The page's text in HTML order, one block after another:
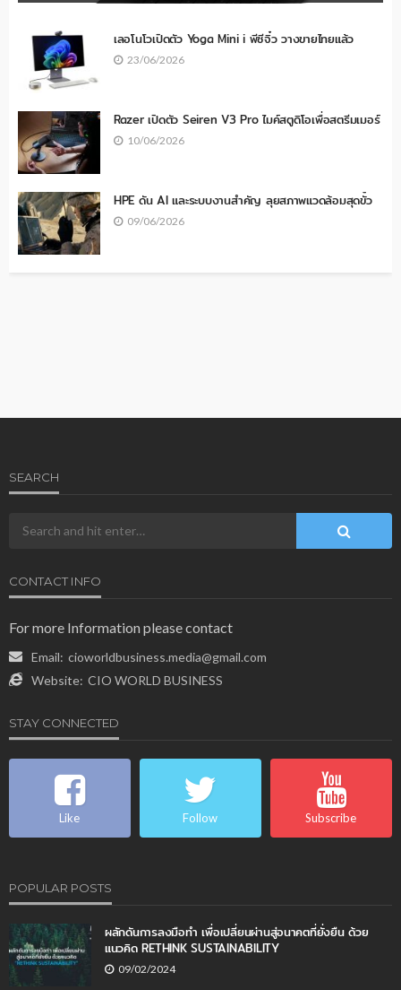
เลอโนโวเปิดตัว Yoga Mini i พีซีจิ๋ว วางขายไทยแล้ว
23/06/2026
Razer เปิดตัว Seiren V3 Pro ไมค์สตูดิโอเพื่อสตรีมเมอร์
10/06/2026
HPE ดัน AI และระบบงานสำคัญ ลุยสภาพแวดล้อมสุดขั้ว
09/06/2026
SEARCH
CONTACT INFO
For more Information please contact
Email: cioworldbusiness.media@gmail.com
Website: CIO WORLD BUSINESS
STAY CONNECTED
Like Follow Subscribe
POPULAR POSTS
ผลักดันการลงมือทำ เพื่อเปลี่ยนผ่านสู่อนาคตที่ยั่งยืน ด้วย
แนวคิด RETHINK SUSTAINABILITY
09/02/2024